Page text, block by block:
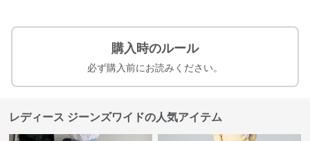
購入時のルール
必ず購入前にお読みください。
レディース ジーンズワイドの人気アイテム